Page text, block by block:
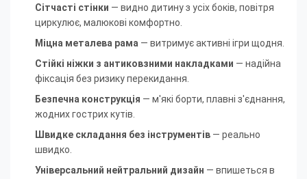
Сітчасті стінки — видно дитину з усіх боків, повітря
циркулює, малюкові комфортно.
Міцна металева рама — витримує активні ігри щодня.
Стійкі ніжки з антиковзними накладками — надійна
фіксація без ризику перекидання.
Безпечна конструкція — м'які борти, плавні з'єднання,
жодних гострих кутів.
Швидке складання без інструментів — реально
швидко.
Універсальний нейтральний дизайн — впишеться в